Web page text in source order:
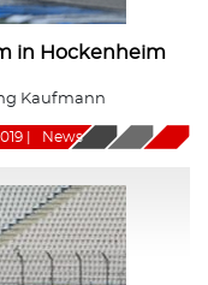
in Hockenheim
Kaufmann
News